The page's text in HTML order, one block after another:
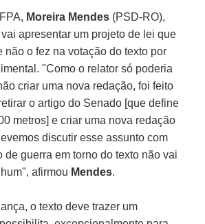
Moreira Mendes (PSD-RO),
apresentar um projeto de lei que
não o fez na votação do texto por
"Como o relator só poderia
criar uma nova redação, foi feito
o artigo do Senado [que define
metros] e criar uma nova redação
discutir esse assunto com
de guerra em torno do texto não vai
afirmou Mendes.
o texto deve trazer um